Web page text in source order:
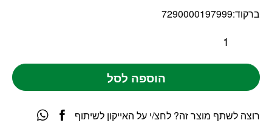
ברקוד:7290000197999
הוספה לסל
רוצה לשתף מוצר זה? לחצ/י על האייקון לשיתוף